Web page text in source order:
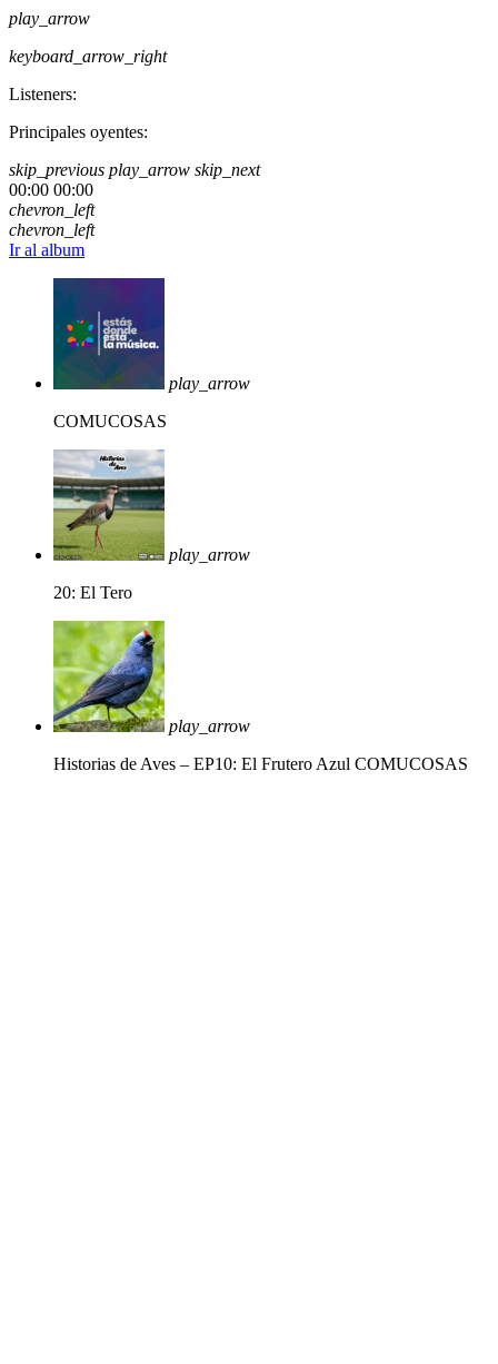
play_arrow
keyboard_arrow_right
Listeners:
Principales oyentes:
skip_previous play_arrow skip_next
00:00 00:00
chevron_left
chevron_left
Ir al album
play_arrow
COMUCOSAS
play_arrow
20: El Tero
play_arrow
Historias de Aves – EP10: El Frutero Azul COMUCOSAS